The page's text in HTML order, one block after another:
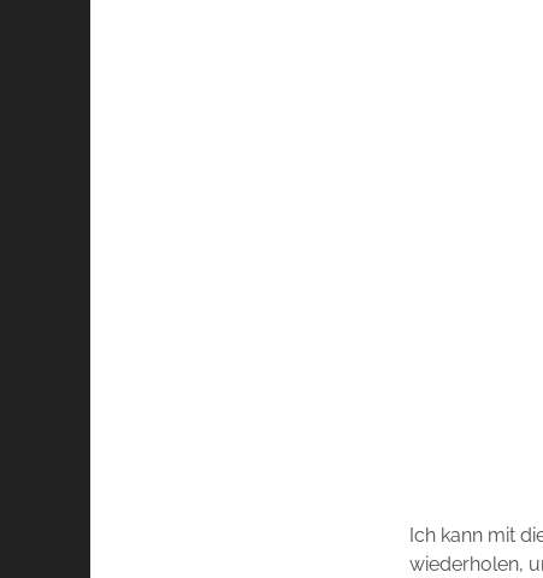
Ich kann mit
wiederholen,